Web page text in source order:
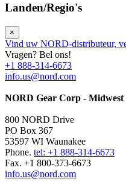
Landen/Regio's
×
Vind uw NORD-distributeur,
Vragen? Bel ons!
+1 888-314-6673
info.us@nord.com
NORD Gear Corp - Midwest
800 NORD Drive
PO Box 367
53597 WI Waunakee
Phone. tel: +1 888-314-6673
Fax. +1 800-373-6673
info.us@nord.com